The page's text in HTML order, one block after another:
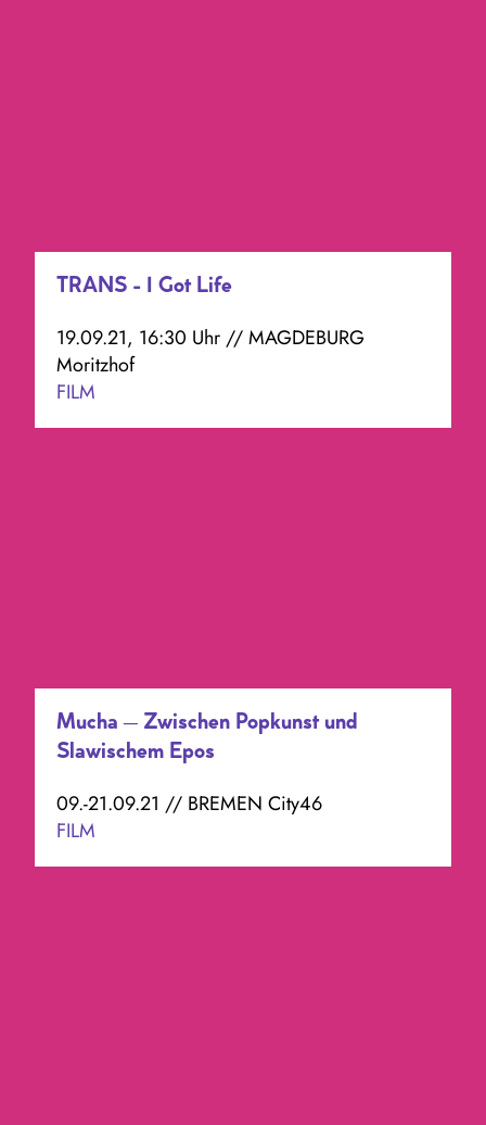
TRANS - I Got Life
19.09.21, 16:30 Uhr // MAGDEBURG
Moritzhof
FILM
Mucha – Zwischen Popkunst und
Slawischem Epos
09.-21.09.21 // BREMEN City46
FILM